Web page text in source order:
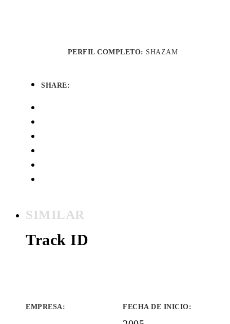
PERFIL COMPLETO: SHAZAM
SHARE:
SIMILAR
Track ID
EMPRESA: FECHA DE INICIO: